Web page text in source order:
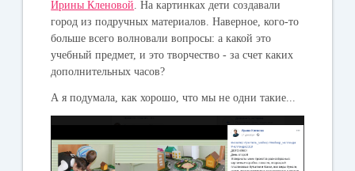
Ирины Кленовой . На картинках дети создавали
город из подручных материалов. Наверное, кого-то
больше всего волновали вопросы: а какой это
учебный предмет, и это творчество - за счет каких
дополнительных часов?
А я подумала, как хорошо, что мы не одни такие...